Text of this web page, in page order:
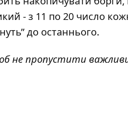
- з 11 по 20 число
до останнього.
не пропустити